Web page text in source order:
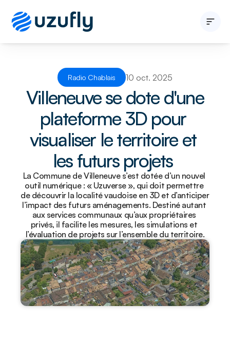
Entité publique
Solutions
A propos
Blogs
Nous contacter
Radio Chablais 10 oct. 2025
Villeneuve se dote d'une
plateforme 3D pour
visualiser le territoire et
les futurs projets
La Commune de Villeneuve s’est dotée d’un nouvel
outil numérique : « Uzuverse », qui doit permettre
de découvrir la localité vaudoise en 3D et d’anticiper
l’impact des futurs aménagements. Destiné autant
aux services communaux qu’aux propriétaires
privés, il facilite les mesures, les simulations et
l’évaluation de projets sur l’ensemble du territoire.